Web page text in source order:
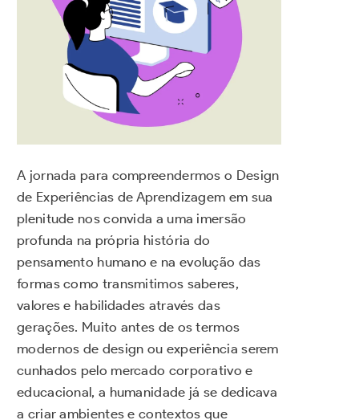
A jornada para compreendermos o Design
de Experiências de Aprendizagem em sua
plenitude nos convida a uma imersão
profunda na própria história do
pensamento humano e na evolução das
formas como transmitimos saberes,
valores e habilidades através das
gerações. Muito antes de os termos
modernos de design ou experiência serem
cunhados pelo mercado corporativo e
educacional, a humanidade já se dedicava
a criar ambientes e contextos que